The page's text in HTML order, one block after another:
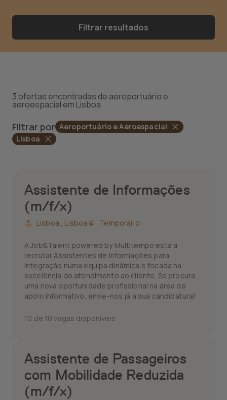
Filtrar resultados
3 ofertas encontradas de aeroportuário e
aeroespacial em Lisboa
Filtrar por Aeroportuário e Aeroespacial
Lisboa
Assistente de Informações
(m/f/x)
Lisboa , Lisboa Temporário
A Job&Talent powered by Multitempo está a
recrutar Assistentes de Informações para
integração numa equipa dinâmica e focada na
excelência do atendimento ao cliente. Se procura
uma nova oportunidade profissional na área de
apoio informativo, envie-nos já a sua candidatura!
10 de 10 vagas disponíveis
Assistente de Passageiros
com Mobilidade Reduzida
(m/f/x)